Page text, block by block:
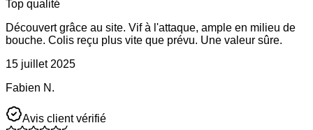
Top qualité
Découvert grâce au site. Vif à l'attaque, ample en milieu de
bouche. Colis reçu plus vite que prévu. Une valeur sûre.
15 juillet 2025
Fabien N.
Avis client vérifié